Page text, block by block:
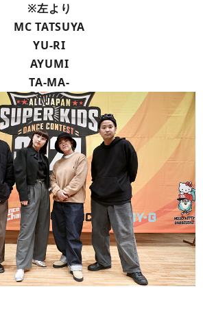
※左より
MC TATSUYA
YU-RI
AYUMI
TA-MA-